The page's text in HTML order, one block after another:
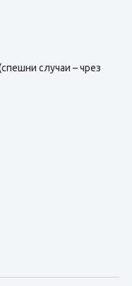
случаи – чрез